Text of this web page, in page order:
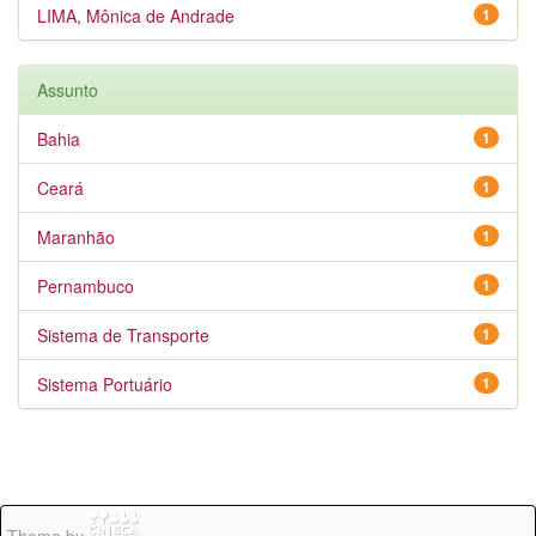
1
LIMA, Mônica de Andrade
Assunto
1
Bahia
1
Ceará
1
Maranhão
1
Pernambuco
1
Sistema de Transporte
1
Sistema Portuário